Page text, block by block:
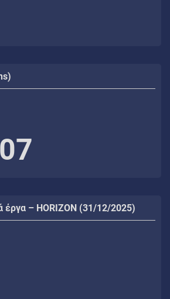
έργα – HORIZON (31/12/2025)